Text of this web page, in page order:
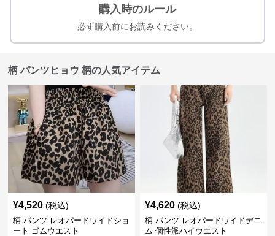
購入時のルール
必ず購入前にお読みください。
柄 パンツヒョウ 柄の人気アイテム
¥4,520 (税込)
柄 パンツ レオパードワイドショ
ート ゴムウエスト
¥4,620 (税込)
柄 パンツ レオパードワイドデニ
ム 個性派ハイウエスト